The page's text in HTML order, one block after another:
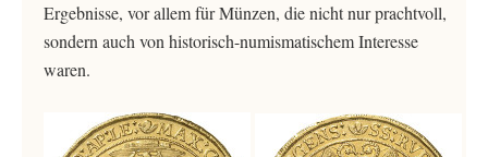
Ergebnisse, vor allem für Münzen, die nicht nur prachtvoll,
sondern auch von historisch-numismatischem Interesse
waren.